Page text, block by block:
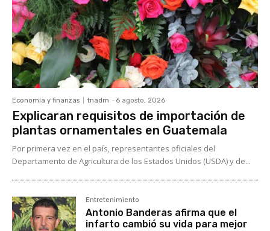
Economía y finanzas tnadm - 6 agosto, 2026
Explicaran requisitos de importación de
plantas ornamentales en Guatemala
Por primera vez en el país, representantes oficiales del
Departamento de Agricultura de los Estados Unidos (USDA) y de...
Entretenimiento
Antonio Banderas afirma que el
infarto cambió su vida para mejor